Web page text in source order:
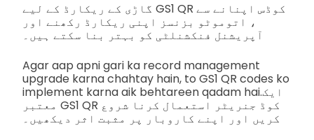
گاڑی کے ریکارڈ کے لیے GS1 QR کوڈس اپنانے سے
، اتوموٹو بزنسز اپنی ریکارڈ رکھنے اور
آپریشنل فنکشنلٹی کو بہتر بنا سکتے ہیں۔
Agar aap apni gari ka record management
upgrade karna chahtay hain, to GS1 QR codes ko
implement karna aik behtareen qadam hai.ایک
معتبر GS1 QR کوڈ جنریٹر استعمال کرنا شروع
کریں اور اپنے کاروبار پر مثبت اثر دیکھیں۔